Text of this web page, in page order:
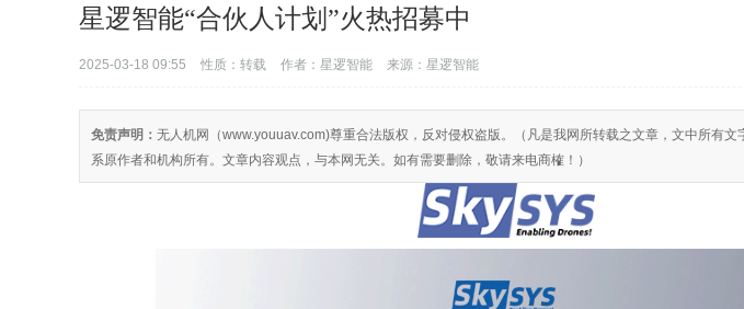
星逻智能“合伙人计划”火热招募中
2025-03-18 09:55 性质：转载 作者：星逻智能 来源：星逻智能
免责声明： 无人机网（www.youuav.com)尊重合法版权，反对侵权盗版。（凡是我网所转载之文章，文中所有文
系原作者和机构所有。文章内容观点，与本网无关。如有需要删除，敬请来电商榷！）